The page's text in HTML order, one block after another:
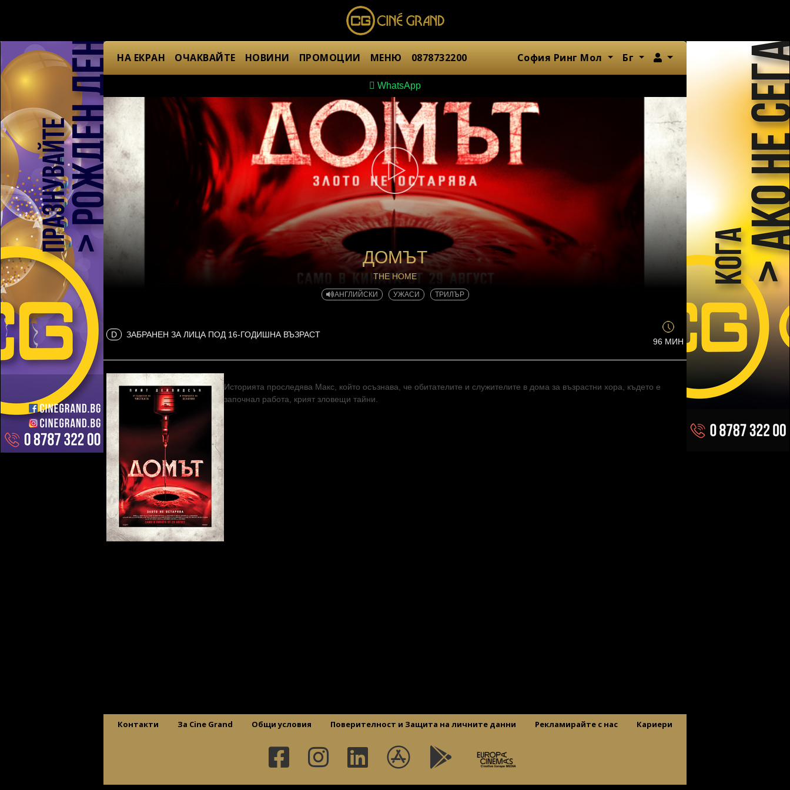
НА ЕКРАН ОЧАКВАЙТЕ НОВИНИ ПРОМОЦИИ МЕНЮ 0878732200 София Ринг Мол Бг Член
WhatsApp
ДОМЪТ
THE HOME
АНГЛИЙСКИ УЖАСИ ТРИЛЪР
D ЗАБРАНЕН ЗА ЛИЦА ПОД 16-ГОДИШНА ВЪЗРАСТ
96 МИН
Историята проследява Макс, който осъзнава, че обитателите и служителите в дома за възрастни хора, където е
започнал работа, крият зловещи тайни.
Контакти За Cine Grand Общи условия Поверителност и Защита на личните данни Рекламирайте с нас Кариери